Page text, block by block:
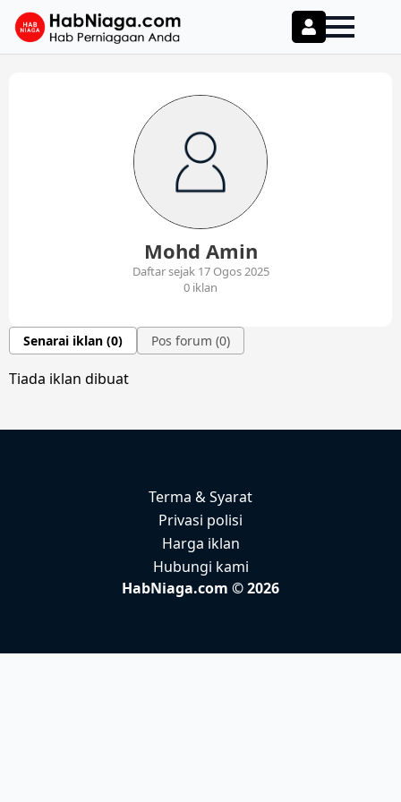
Mohd Amin
Daftar sejak 17 Ogos 2025
0 iklan
Senarai iklan (0) Pos forum (0)
Tiada iklan dibuat
Terma & Syarat
Privasi polisi
Harga iklan
Hubungi kami
HabNiaga.com © 2026